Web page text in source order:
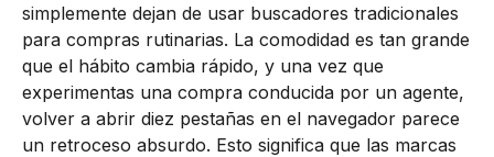
simplemente dejan de usar buscadores tradicionales
para compras rutinarias. La comodidad es tan grande
que el hábito cambia rápido, y una vez que
experimentas una compra conducida por un agente,
volver a abrir diez pestañas en el navegador parece
un retroceso absurdo. Esto significa que las marcas